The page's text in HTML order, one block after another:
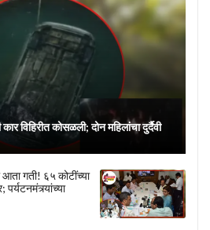
विहिरीत कोसळली; दोन महिलांचा दुर्दैवी
आता गती! ६५ कोटींच्या